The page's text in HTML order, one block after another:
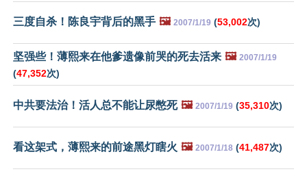
三度自杀！陈良宇背后的黑手 🖼️ 2007/1/19 (53,002次)
坚强些！薄熙来在他爹遗像前哭的死去活来 🖼️ 2007/1/19
(47,352次)
中共要法治！活人总不能让尿憋死 🖼️ 2007/1/19 (35,310次)
看这架式，薄熙来的前途黑灯瞎火 🖼️ 2007/1/18 (41,487次)